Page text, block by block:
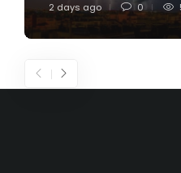
2 days ago 0